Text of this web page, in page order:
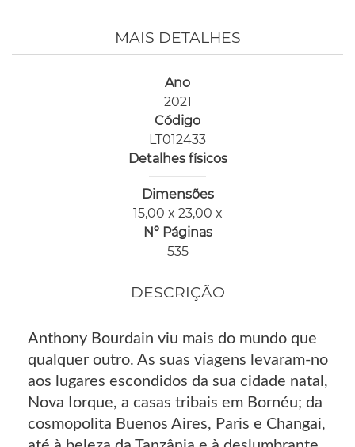
MAIS DETALHES
Ano
2021
Código
LT012433
Detalhes físicos
Dimensões
15,00 x 23,00 x
Nº Páginas
535
DESCRIÇÃO
Anthony Bourdain viu mais do mundo que
qualquer outro. As suas viagens levaram-no
aos lugares escondidos da sua cidade natal,
Nova Iorque, a casas tribais em Bornéu; da
cosmopolita Buenos Aires, Paris e Changai,